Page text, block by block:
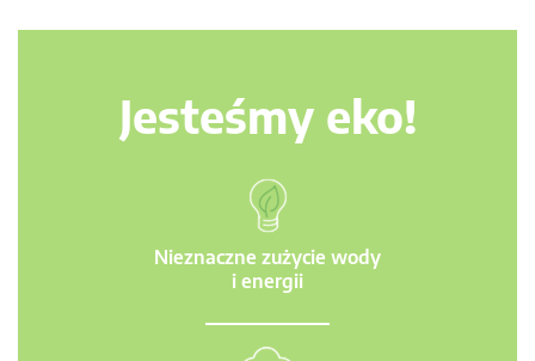
Jesteśmy eko!
Nieznaczne zużycie wody
i energii